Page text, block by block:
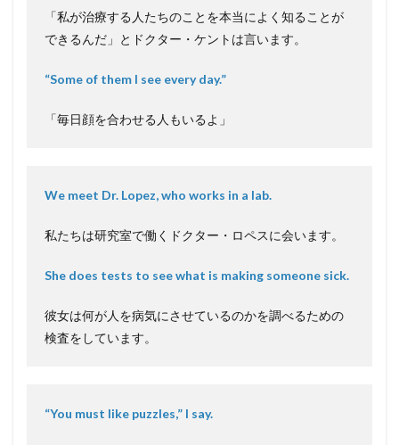
「私が治療する人たちのことを本当によく知ることが
できるんだ」とドクター・ケントは言います。
“Some of them I see every day.”
「毎日顔を合わせる人もいるよ」
We meet Dr. Lopez, who works in a lab.
私たちは研究室で働くドクター・ロペスに会います。
She does tests to see what is making someone sick.
彼女は何が人を病気にさせているのかを調べるための
検査をしています。
“You must like puzzles,” I say.